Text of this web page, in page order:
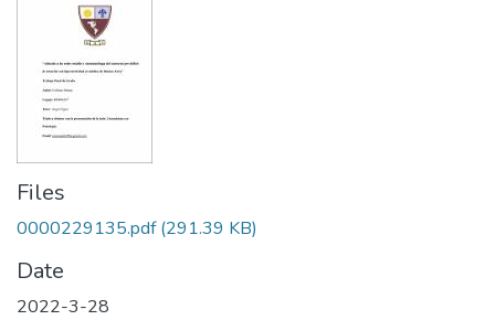
Files
0000229135.pdf (291.39 KB)
Date
2022-3-28